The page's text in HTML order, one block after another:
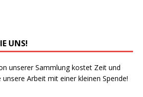
UNS!
unserer Sammlung kostet Zeit und
Arbeit mit einer kleinen Spende!